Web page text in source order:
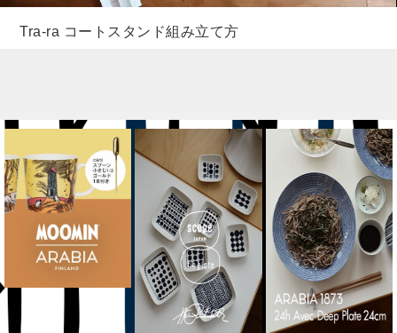
Tra-ra コートスタンド組み立て方